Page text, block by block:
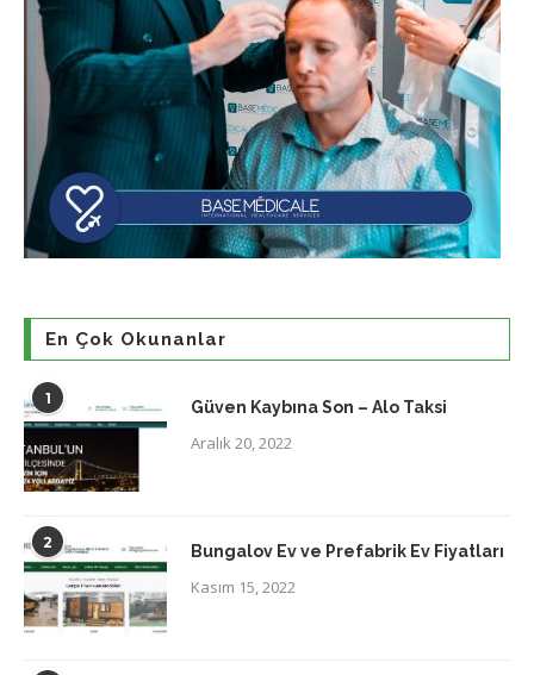
En Çok Okunanlar
1 Güven Kaybına Son – Alo Taksi
Aralık 20, 2022
2 Bungalov Ev ve Prefabrik Ev Fiyatları
Kasım 15, 2022